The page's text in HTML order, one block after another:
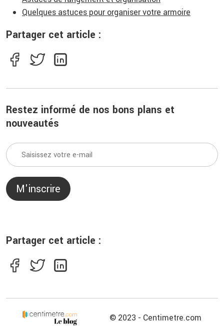
Quelques astuces pour organiser votre armoire
Partager cet article :
Restez informé de nos bons plans et
nouveautés
M'inscrire
Partager cet article :
© 2023 - Centimetre.com